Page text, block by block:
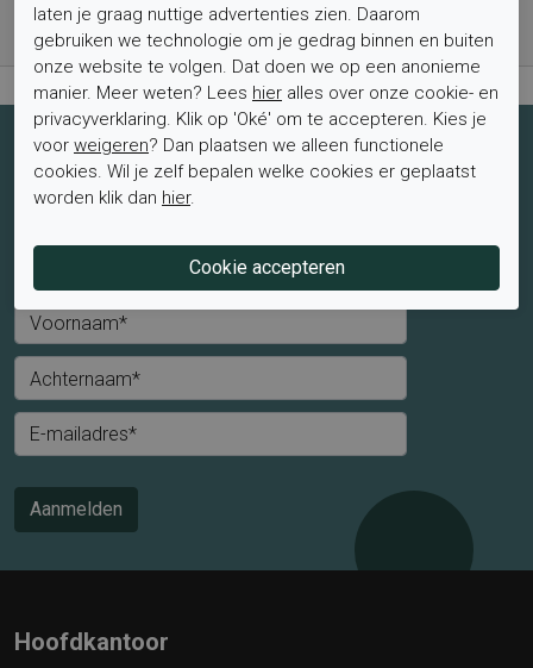
Levertijd 1-2 werkdagen*
Retourtermijn van 2 weken
Schrijf je nu in voor de nieuwsbrief
Schrijf je in voor de nieuwsbrief en blijf op de hoogte van de
Meneer
Voornaam*
Achternaam*
E-mailadres*
Aanmelden
Hoofdkantoor
laten je graag nuttige advertenties zien. Daarom
gebruiken we technologie om je gedrag binnen en buiten
onze website te volgen. Dat doen we op een anonieme
manier. Meer weten? Lees hier alles over onze cookie- en
privacyverklaring. Klik op 'Oké' om te accepteren. Kies je
voor weigeren? Dan plaatsen we alleen functionele
cookies. Wil je zelf bepalen welke cookies er geplaatst
worden klik dan hier.